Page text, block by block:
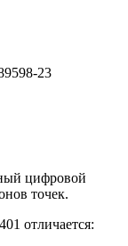
23
цифровой
точек.
отличается: